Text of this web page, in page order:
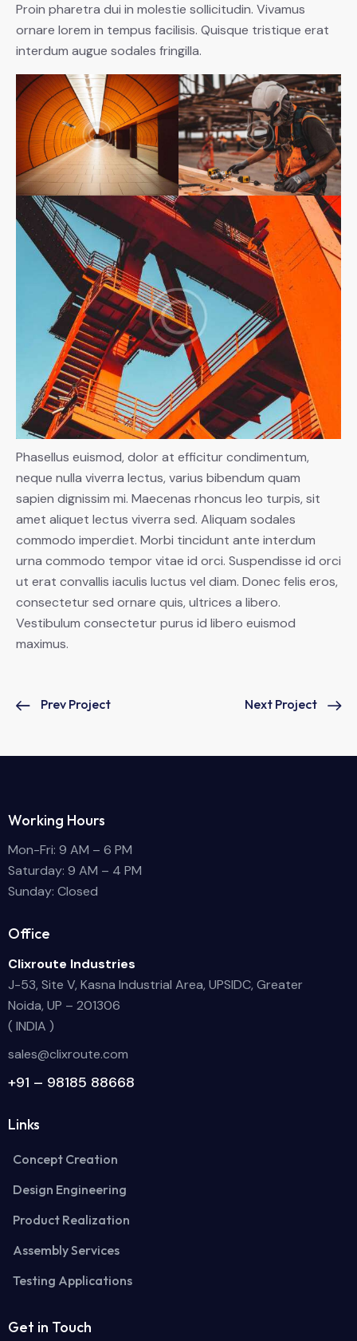
Proin pharetra dui in molestie sollicitudin. Vivamus
ornare lorem in tempus facilisis. Quisque tristique erat
interdum augue sodales fringilla.
Phasellus euismod, dolor at efficitur condimentum,
neque nulla viverra lectus, varius bibendum quam
sapien dignissim mi. Maecenas rhoncus leo turpis, sit
amet aliquet lectus viverra sed. Aliquam sodales
commodo imperdiet. Morbi tincidunt ante interdum
urna commodo tempor vitae id orci. Suspendisse id orci
ut erat convallis iaculis luctus vel diam. Donec felis eros,
consectetur sed ornare quis, ultrices a libero.
Vestibulum consectetur purus id libero euismod
maximus.
Prev Project Next Project
Working Hours
Mon-Fri: 9 AM – 6 PM
Saturday: 9 AM – 4 PM
Sunday: Closed
Office
Clixroute Industries
J-53, Site V, Kasna Industrial Area, UPSIDC, Greater
Noida, UP – 201306
( INDIA )
sales@clixroute.com
+91 – 98185 88668
Links
Concept Creation
Design Engineering
Product Realization
Assembly Services
Testing Applications
Get in Touch